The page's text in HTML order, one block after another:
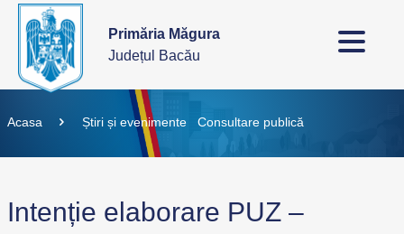
Primăria Măgura
Județul Bacău
Acasa Știri și evenimente Consultare publică
Intenție elaborare PUZ –